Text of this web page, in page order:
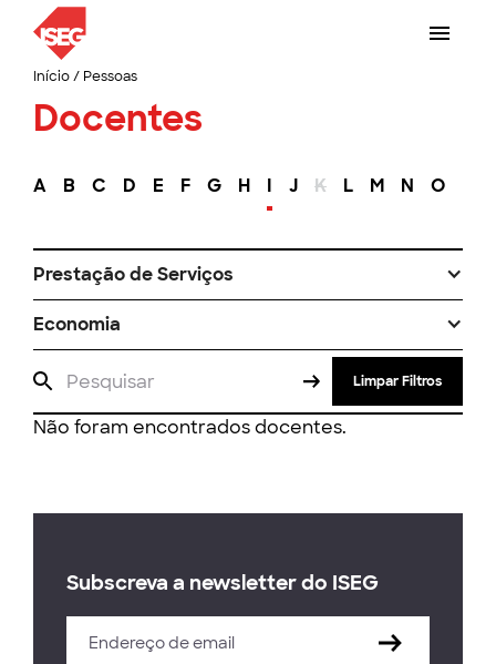
Início/ Pessoas
Docentes
A B C D E F G H I J K L M N O
Prestação de Serviços
Economia
Limpar Filtros
Não foram encontrados docentes.
Subscreva a newsletter do ISEG